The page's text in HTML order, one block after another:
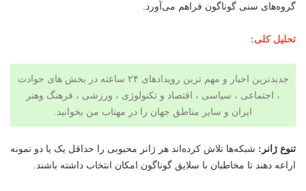
گروه‌های سنی گوناگون فراهم می‌آورد.
تحلیل کلی:
جدیدترین اخبار و مهم ترین رویدادهای ۲۴ ساعته در بخش های حوادث
، اجتماعی ، سیاسی ، اقتصاد و تکنولوژی ، ورزشی ، فرهنگ وهنر
ایران و سایر مناطق جهان را در مهتاب من بخوانید.
تنوع ژانر: شبکه‌ها تلاش کرده‌اند هر ژانر محبوبی را حداقل یک یا دو نمونه
اراعه دهند تا مخاطبان با سلایق گوناگون امکان انتخاب داشته باشند.